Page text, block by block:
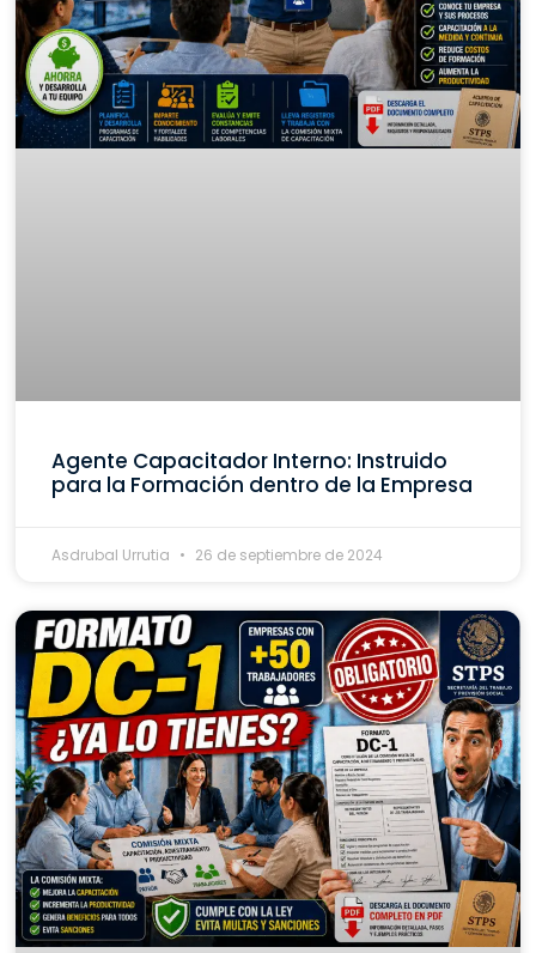
Agente Capacitador Interno: Instruido
para la Formación dentro de la Empresa
Asdrubal Urrutia 26 de septiembre de 2024